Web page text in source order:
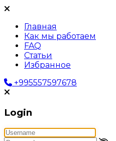
Главная
Как мы работаем
FAQ
Статьи
Избранное
+995557597678
Login